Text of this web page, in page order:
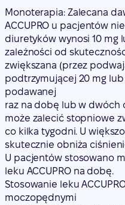
Monoterapia: Zalecana
ACCUPRO u pacjentów
diuretyków wynosi 10 mg
zależności od
zwiększana (przez
podtrzymującej 20 mg
podawanej
raz na dobę lub w dwóch
może zalecić stopniowe
co kilka tygodni. U
skutecznie obniża
U pacjentów stosowano
leku ACCUPRO na dobę.
Stosowanie leku
moczopędnymi